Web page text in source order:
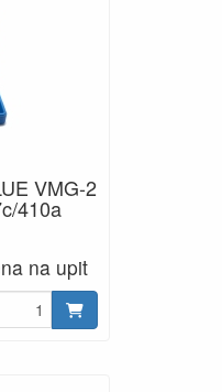
VMG-2
410a
na upit